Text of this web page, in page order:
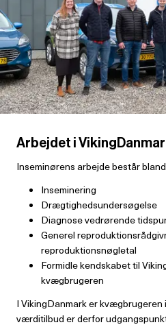
Arbejdet i
Inseminørens arbejde består
Inseminering
Drægtighedsundersøgelse
Diagnose vedrørende
Generel
reproduktionsnøgletal
Formidle kendskabet til
kvægbrugeren
I VikingDanmark er kvægbrugeren
værditilbud er derfor